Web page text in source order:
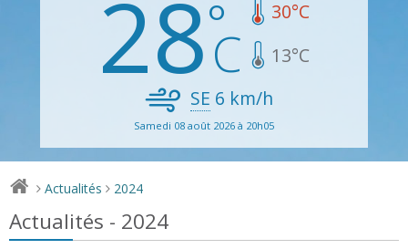
28 30°C
13°C
SE 6 km/h
Samedi 08 août 2026 à 20h05
> Actualités > 2024
Actualités - 2024